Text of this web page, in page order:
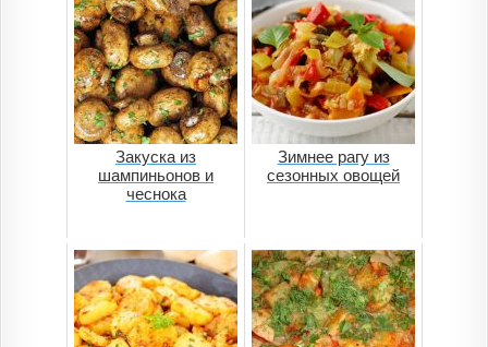
Закуска из
шампиньонов и
чеснока
Зимнее рагу из
сезонных овощей